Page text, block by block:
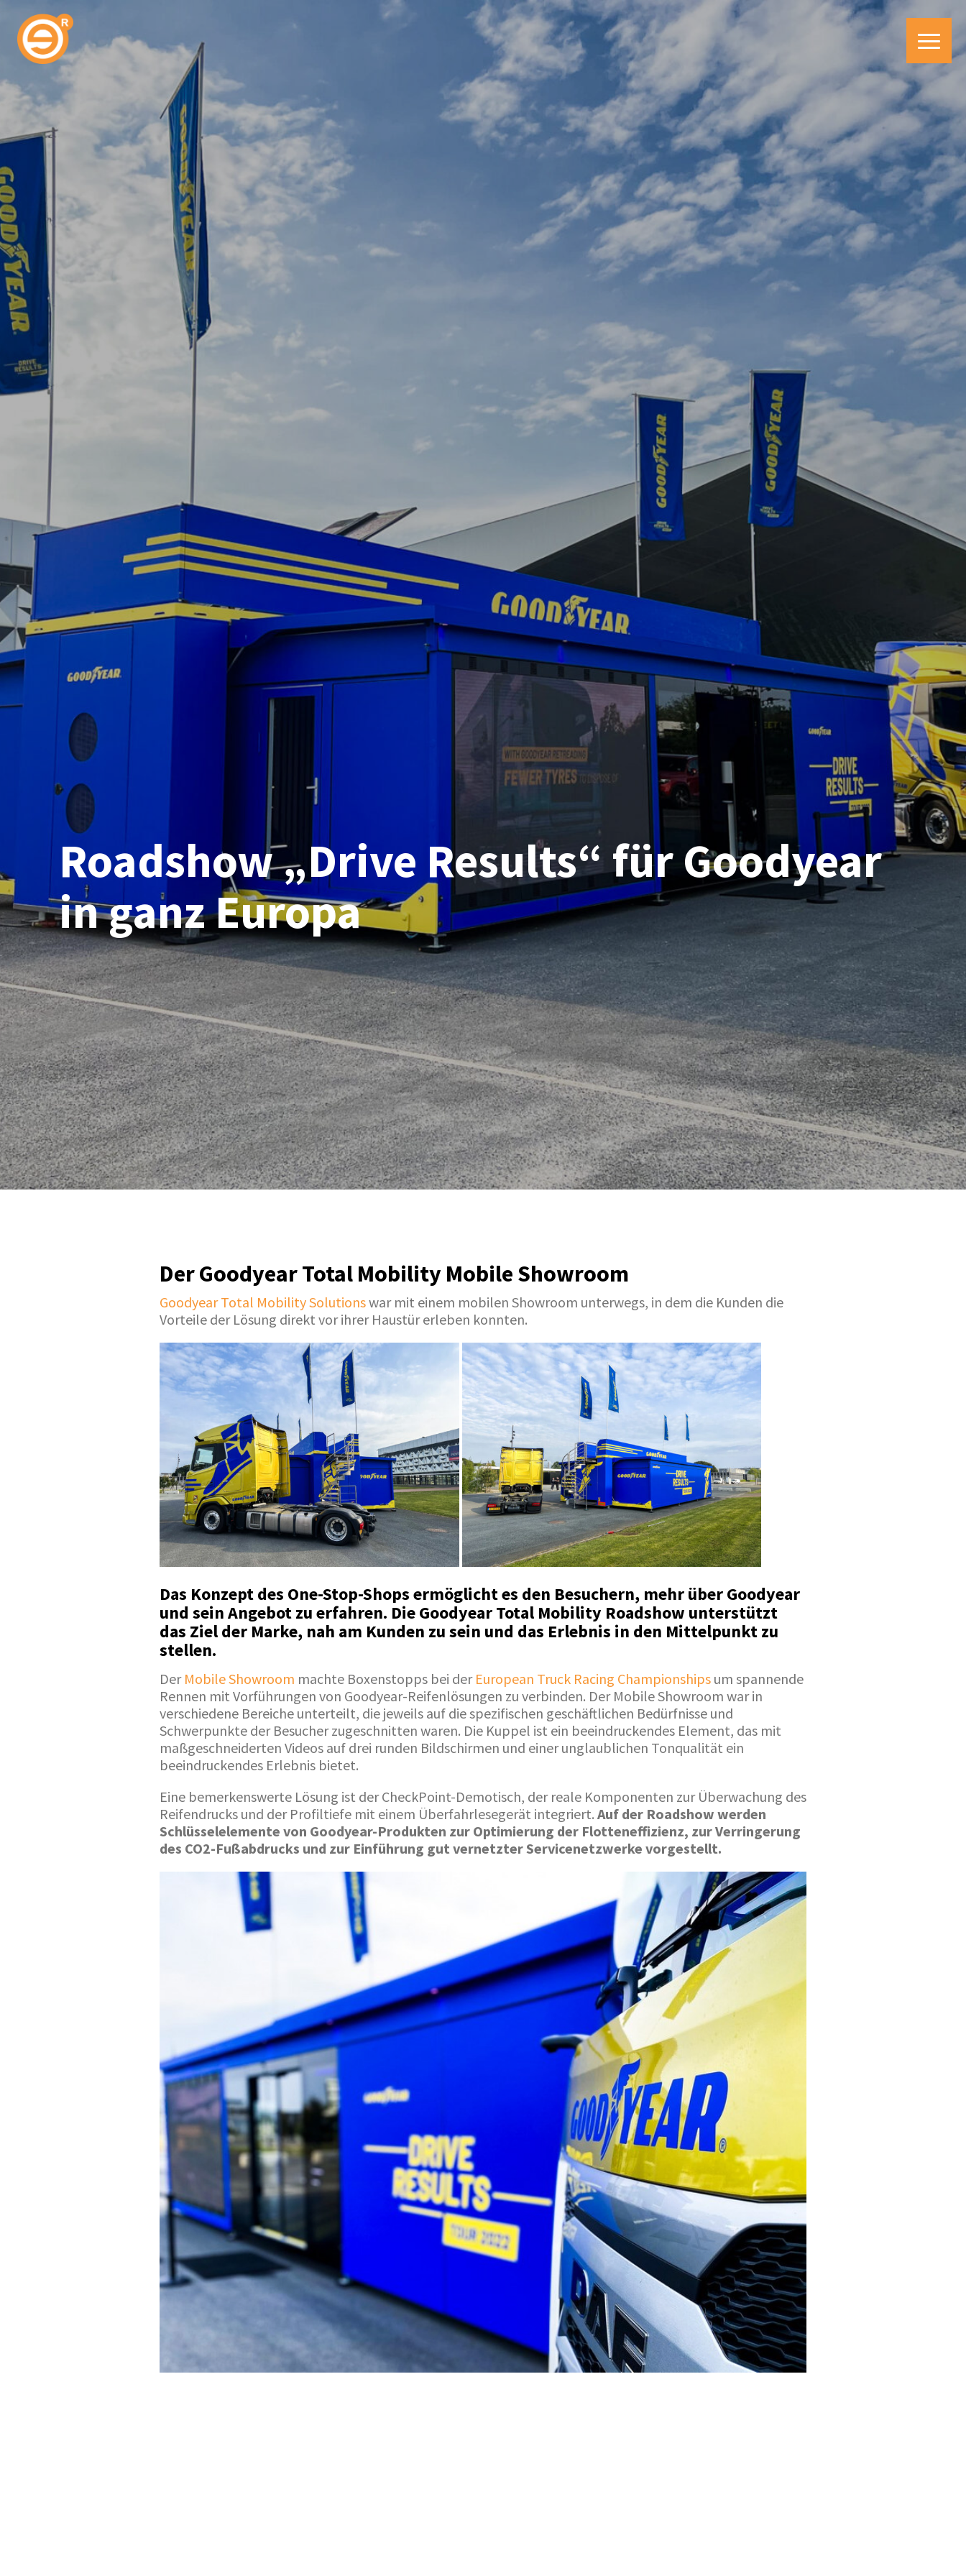
Roadshow „Drive Results“ für Goodyear
in ganz Europa
Der Goodyear Total Mobility Mobile Showroom
Goodyear Total Mobility Solutionswar mit einem mobilen Showroom unterwegs, in dem die Kunden die
Vorteile der Lösung direkt vor ihrer Haustür erleben konnten.
Das Konzept des One-Stop-Shops ermöglicht es den Besuchern, mehr über Goodyear
und sein Angebot zu erfahren. Die Goodyear Total Mobility Roadshow unterstützt
das Ziel der Marke, nah am Kunden zu sein und das Erlebnis in den Mittelpunkt zu
stellen.
Der Mobile Showroom machte Boxenstopps bei der European Truck Racing Championships um spannende
Rennen mit Vorführungen von Goodyear-Reifenlösungen zu verbinden. Der Mobile Showroom war in
verschiedene Bereiche unterteilt, die jeweils auf die spezifischen geschäftlichen Bedürfnisse und
Schwerpunkte der Besucher zugeschnitten waren. Die Kuppel ist ein beeindruckendes Element, das mit
maßgeschneiderten Videos auf drei runden Bildschirmen und einer unglaublichen Tonqualität ein
beeindruckendes Erlebnis bietet.
Eine bemerkenswerte Lösung ist der CheckPoint-Demotisch, der reale Komponenten zur Überwachung des
Reifendrucks und der Profiltiefe mit einem Überfahrlesegerät integriert. Auf der Roadshow werden
Schlüsselelemente von Goodyear-Produkten zur Optimierung der Flotteneffizienz, zur Verringerung
des CO2-Fußabdrucks und zur Einführung gut vernetzter Servicenetzwerke vorgestellt.